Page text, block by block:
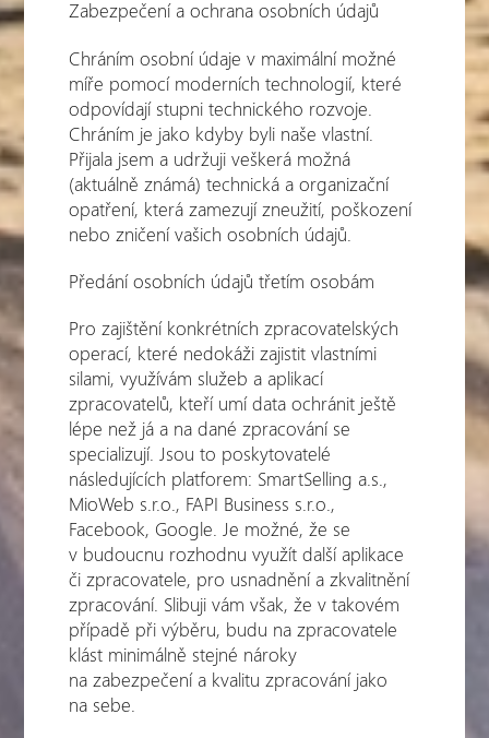
Zabezpečení a ochrana osobních údajů
Chráním osobní údaje v maximální možné
míře pomocí moderních technologií, které
odpovídají stupni technického rozvoje.
Chráním je jako kdyby byli naše vlastní.
Přijala jsem a udržuji veškerá možná
(aktuálně známá) technická a organizační
opatření, která zamezují zneužití, poškození
nebo zničení vašich osobních údajů.
Předání osobních údajů třetím osobám
Pro zajištění konkrétních zpracovatelských
operací, které nedokáži zajistit vlastními
silami, využívám služeb a aplikací
zpracovatelů, kteří umí data ochránit ještě
lépe než já a na dané zpracování se
specializují. Jsou to poskytovatelé
následujících platforem: SmartSelling a.s.,
MioWeb s.r.o., FAPI Business s.r.o.,
Facebook, Google. Je možné, že se
v budoucnu rozhodnu využít další aplikace
či zpracovatele, pro usnadnění a zkvalitnění
zpracování. Slibuji vám však, že v takovém
případě při výběru, budu na zpracovatele
klást minimálně stejné nároky
na zabezpečení a kvalitu zpracování jako
na sebe.